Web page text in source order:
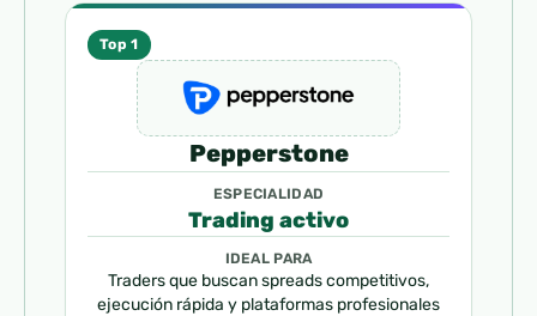
Top 1
Pepperstone
ESPECIALIDAD
Trading activo
IDEAL PARA
Traders que buscan spreads competitivos,
ejecución rápida y plataformas profesionales